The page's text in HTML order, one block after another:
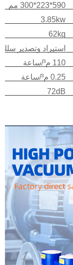
590*223*300 مم
3.85kw
62kg
استيراد وتصدير
110 م³/ساعة
0.25 م³/ساعة
72dB